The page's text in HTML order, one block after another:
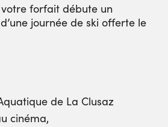
votre forfait débute un
journée de ski offerte le
de La Clusaz
cinéma,